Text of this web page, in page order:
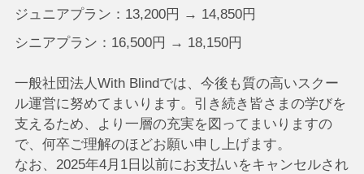
ジュニアプラン：13,200円 → 14,850円
シニアプラン：16,500円 → 18,150円
一般社団法人With Blindでは、今後も質の高いスクー
ル運営に努めてまいります。引き続き皆さまの学びを
支えるため、より一層の充実を図ってまいりますの
で、何卒ご理解のほどお願い申し上げます。
なお、2025年4月1日以前にお支払いをキャンセルされ